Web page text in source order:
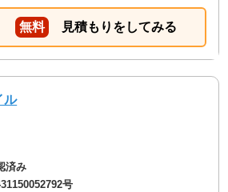
無料 見積もりをしてみる
ル
済み
号